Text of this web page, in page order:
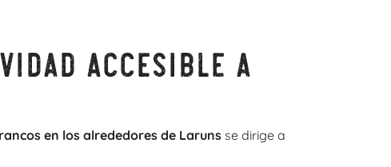
accesible a
en los alrededores de Larunsse dirige a